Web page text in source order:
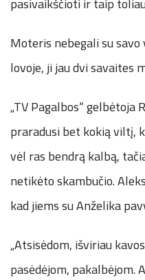
pasivaikščioti ir taip
Moteris nebegali su
lovoje, ji jau dvi savaites
„TV Pagalbos“ gelbėtoja
praradusi bet kokią viltį,
vėl ras bendrą kalbą,
netikėto skambučio.
kad jiems su Anželika
„Atsisėdom, išviriau
pasėdėjom, pakalbėjom.